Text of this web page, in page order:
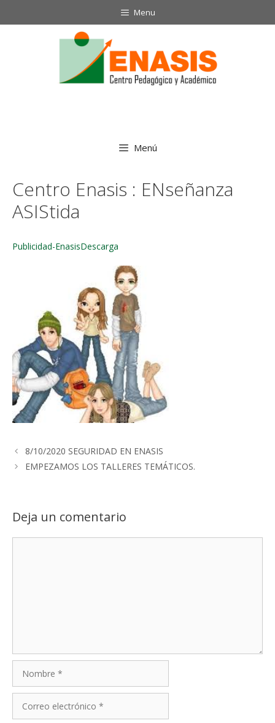
Menu
Menú
Centro Enasis : ENseñanza
ASIStida
Publicidad-EnasisDescarga
8/10/2020 SEGURIDAD EN ENASIS
EMPEZAMOS LOS TALLERES TEMÁTICOS.
Deja un comentario
electrónico